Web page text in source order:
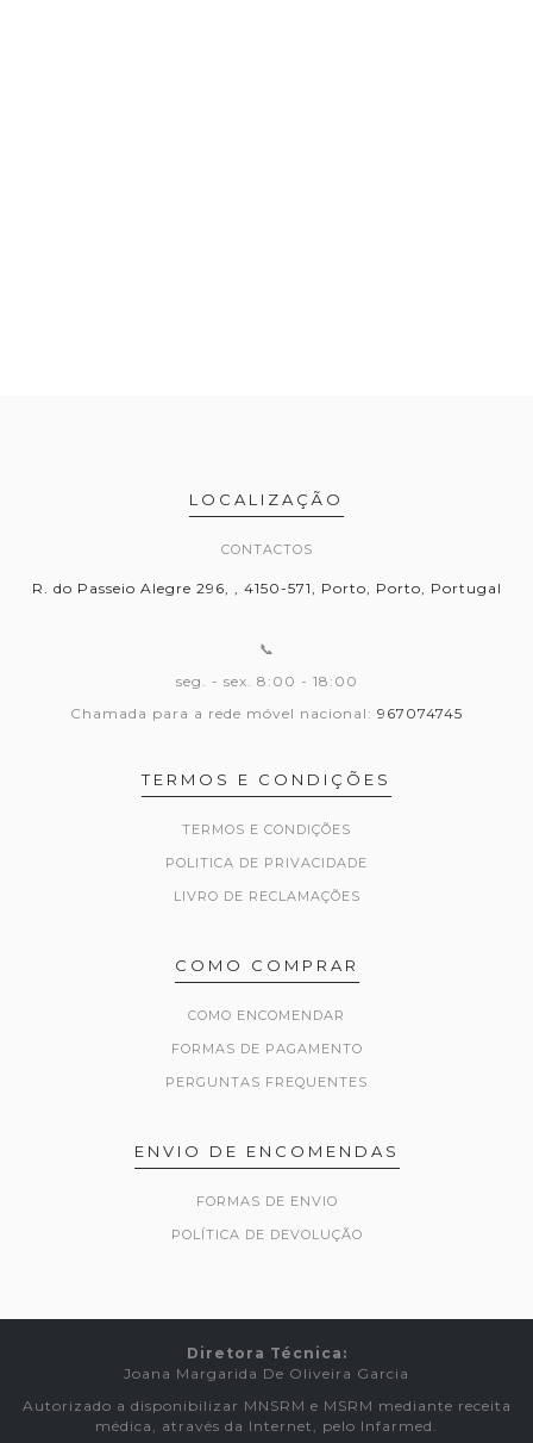
LOCALIZAÇÃO
CONTACTOS
R. do Passeio Alegre 296, , 4150-571, Porto, Porto, Portugal
📞
seg. - sex. 8:00 - 18:00
Chamada para a rede móvel nacional: 967074745
TERMOS E CONDIÇÕES
TERMOS E CONDIÇÕES
POLITICA DE PRIVACIDADE
LIVRO DE RECLAMAÇÕES
COMO COMPRAR
COMO ENCOMENDAR
FORMAS DE PAGAMENTO
PERGUNTAS FREQUENTES
ENVIO DE ENCOMENDAS
FORMAS DE ENVIO
POLÍTICA DE DEVOLUÇÃO
Diretora Técnica:
Joana Margarida De Oliveira Garcia
Autorizado a disponibilizar MNSRM e MSRM mediante receita
médica, através da Internet, pelo Infarmed.